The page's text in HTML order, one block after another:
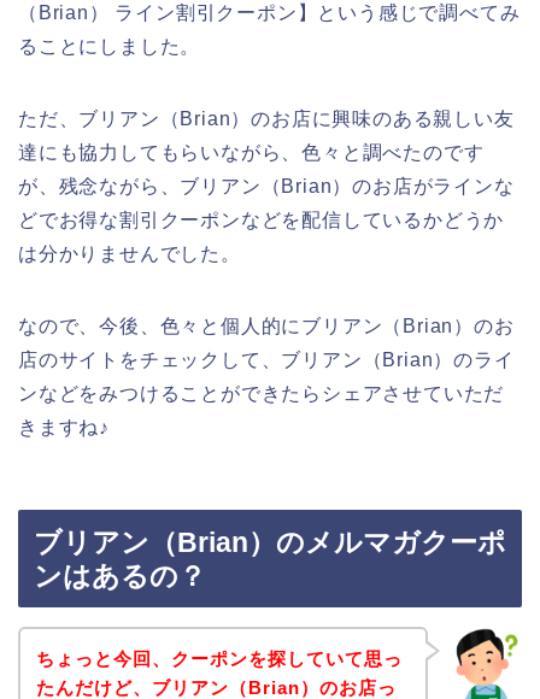
（Brian） ライン割引クーポン】という感じで調べてみ
ることにしました。
ただ、ブリアン（Brian）のお店に興味のある親しい友
達にも協力してもらいながら、色々と調べたのです
が、残念ながら、ブリアン（Brian）のお店がラインな
どでお得な割引クーポンなどを配信しているかどうか
は分かりませんでした。
なので、今後、色々と個人的にブリアン（Brian）のお
店のサイトをチェックして、ブリアン（Brian）のライ
ンなどをみつけることができたらシェアさせていただ
きますね♪
ブリアン（Brian）のメルマガクーポ
ンはあるの？
ちょっと今回、クーポンを探していて思っ
たんだけど、ブリアン（Brian）のお店っ